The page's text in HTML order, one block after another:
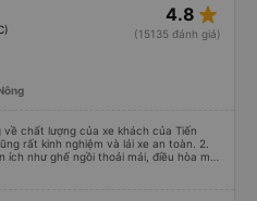
4.8 star_rate
(15135 đánh giá)
rất kinh nghiệm và lái xe an toàn. 2.
như ghế ngồi thoải mái, điều hòa mát
Thời gian và độ chính